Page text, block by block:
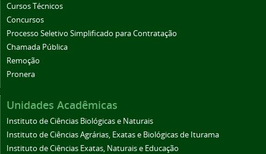
Cursos Técnicos
Concursos
Processo Seletivo Simplificado para Contratação
Chamada Pública
Remoção
Pronera
Unidades Acadêmicas
Instituto de Ciências Biológicas e Naturais
Instituto de Ciências Agrárias, Exatas e Biológicas de Iturama
Instituto de Ciências Exatas, Naturais e Educação